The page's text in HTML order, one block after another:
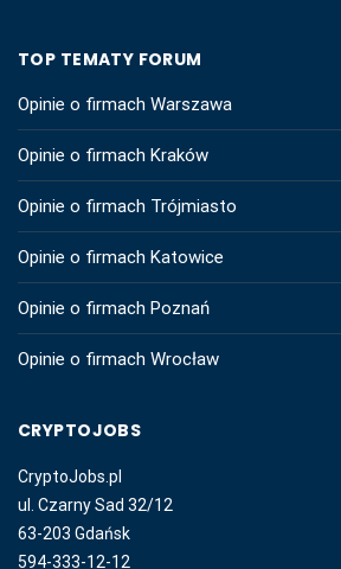
TOP TEMATY FORUM
Opinie o firmach Warszawa
Opinie o firmach Kraków
Opinie o firmach Trójmiasto
Opinie o firmach Katowice
Opinie o firmach Poznań
Opinie o firmach Wrocław
CRYPTOJOBS
CryptoJobs.pl
ul. Czarny Sad 32/12
63-203 Gdańsk
594-333-12-12